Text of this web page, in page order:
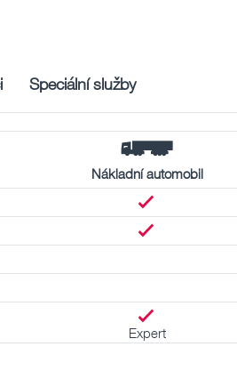
Speciální služby
Nákladní automobil
Expert